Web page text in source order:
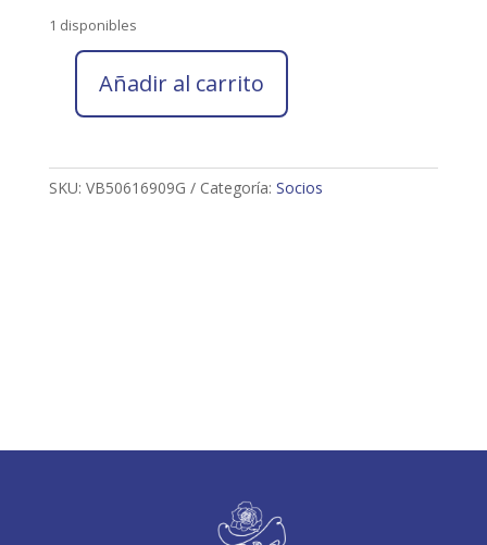
1 disponibles
2026
BARRANCO
GUTIÉRREZ
Añadir al carrito
SKU: VB50616909G Categoría: Socios